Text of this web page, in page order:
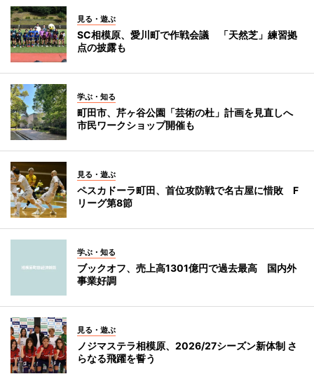
見る・遊ぶ
SC相模原、愛川町で作戦会議 「天然芝」練習拠
点の披露も
学ぶ・知る
町田市、芹ヶ谷公園「芸術の杜」計画を見直しへ
市民ワークショップ開催も
見る・遊ぶ
ペスカドーラ町田、首位攻防戦で名古屋に惜敗 F
リーグ第8節
学ぶ・知る
ブックオフ、売上高1301億円で過去最高 国内外
事業好調
見る・遊ぶ
ノジマステラ相模原、2026/27シーズン新体制 さ
らなる飛躍を誓う